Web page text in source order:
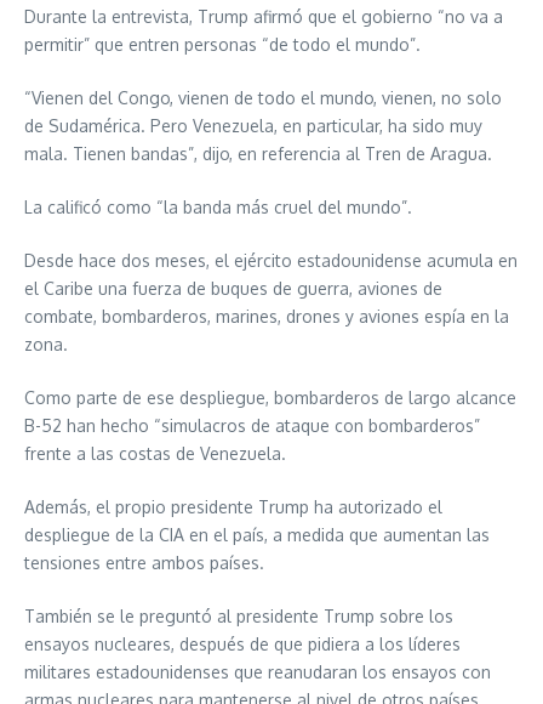
Durante la entrevista, Trump afirmó que el gobierno “no va a
permitir” que entren personas “de todo el mundo”.
“Vienen del Congo, vienen de todo el mundo, vienen, no solo
de Sudamérica. Pero Venezuela, en particular, ha sido muy
mala. Tienen bandas”, dijo, en referencia al Tren de Aragua.
La calificó como “la banda más cruel del mundo”.
Desde hace dos meses, el ejército estadounidense acumula en
el Caribe una fuerza de buques de guerra, aviones de
combate, bombarderos, marines, drones y aviones espía en la
zona.
Como parte de ese despliegue, bombarderos de largo alcance
B-52 han hecho “simulacros de ataque con bombarderos”
frente a las costas de Venezuela.
Además, el propio presidente Trump ha autorizado el
despliegue de la CIA en el país, a medida que aumentan las
tensiones entre ambos países.
También se le preguntó al presidente Trump sobre los
ensayos nucleares, después de que pidiera a los líderes
militares estadounidenses que reanudaran los ensayos con
armas nucleares para mantenerse al nivel de otros países